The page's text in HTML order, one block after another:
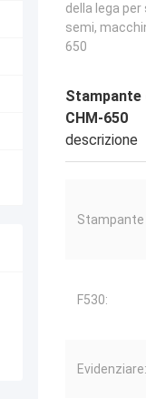
della lega
semi,
650
Stampante
CHM-650
descrizione
Stampante
F530:
Evidenziare: